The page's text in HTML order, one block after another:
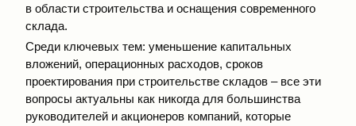
в области строительства и оснащения современного
склада.
Среди ключевых тем: уменьшение капитальных
вложений, операционных расходов, сроков
проектирования при строительстве складов – все эти
вопросы актуальны как никогда для большинства
руководителей и акционеров компаний, которые